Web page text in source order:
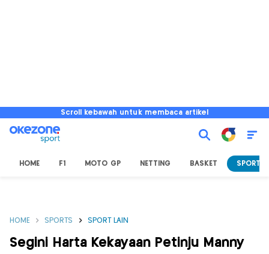
Scroll kebawah untuk membaca artikel
HOME F1 MOTO GP NETTING BASKET SPORT
HOME SPORTS SPORT LAIN
Segini Harta Kekayaan Petinju Manny